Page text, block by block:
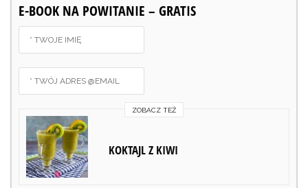
E-BOOK NA POWITANIE – GRATIS
ZOBACZ TEŻ
KOKTAJL Z KIWI